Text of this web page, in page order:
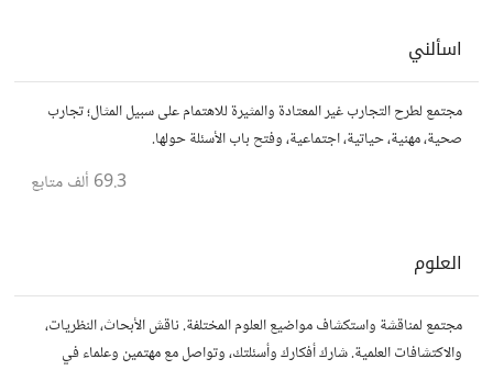
اسألني
مجتمع لطرح التجارب غير المعتادة والمثيرة للاهتمام على سبيل المثال؛ تجارب
صحية، مهنية، حياتية، اجتماعية، وفتح باب الأسئلة حولها.
69.3 ألف متابع
العلوم
مجتمع لمناقشة واستكشاف مواضيع العلوم المختلفة. ناقش الأبحاث، النظريات،
والاكتشافات العلمية. شارك أفكارك وأسئلتك، وتواصل مع مهتمين وعلماء في